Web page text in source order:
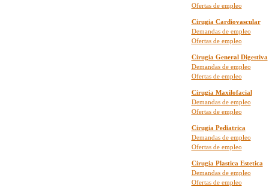
Ofertas de empleo
Cirugia Cardiovascular
Demandas de empleo
Ofertas de empleo
Cirugia General Digestiva
Demandas de empleo
Ofertas de empleo
Cirugia Maxilofacial
Demandas de empleo
Ofertas de empleo
Cirugia Pediatrica
Demandas de empleo
Ofertas de empleo
Cirugia Plastica Estetica
Demandas de empleo
Ofertas de empleo